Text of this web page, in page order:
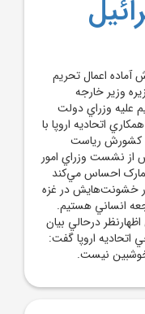
آماده اعمال تحريم
وزير خارجه
عليه وزراي دولت
اتحاديه اروپا با
کشورش رياست
از نشست وزراي امور
احساس مي‌کند
خشونت‌هايش در غزه
انساني هستيم.
درحالي بيان
اروپا گفت:
نيست.